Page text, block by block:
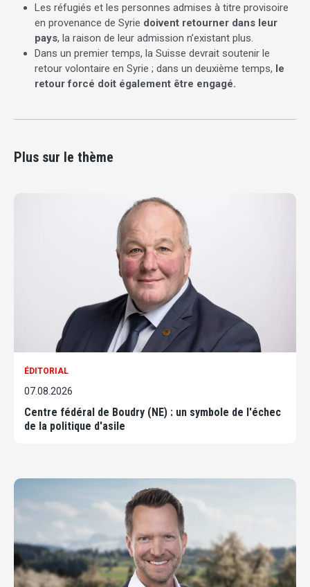
Les réfugiés et les personnes admises à titre provisoire
en provenance de Syrie doivent retourner dans leur
pays, la raison de leur admission n’existant plus.
Dans un premier temps, la Suisse devrait soutenir le
retour volontaire en Syrie ; dans un deuxième temps, le
retour forcé doit également être engagé.
Plus sur le thème
ÉDITORIAL
07.08.2026
Centre fédéral de Boudry (NE) : un symbole de l'échec
de la politique d'asile